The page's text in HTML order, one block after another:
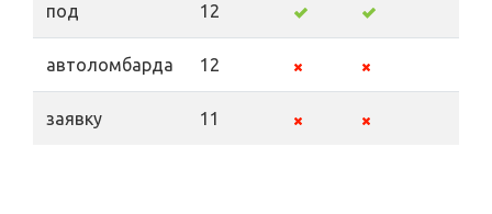
под 12
автоломбарда 12
заявку 11